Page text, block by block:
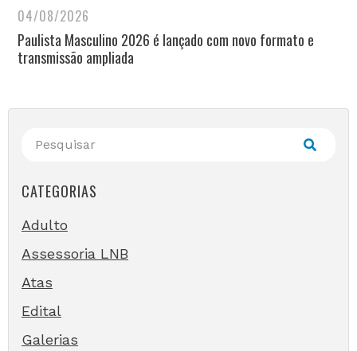
04/08/2026
Paulista Masculino 2026 é lançado com novo formato e
transmissão ampliada
CATEGORIAS
Adulto
Assessoria LNB
Atas
Edital
Galerias